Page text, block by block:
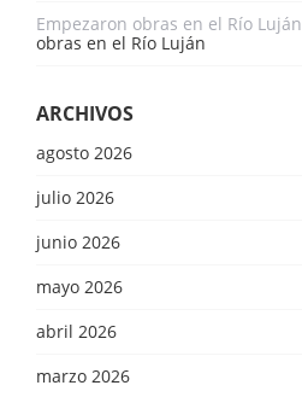
Empezaron obras en el Río Luján
obras en el Río Luján
ARCHIVOS
agosto 2026
julio 2026
junio 2026
mayo 2026
abril 2026
marzo 2026